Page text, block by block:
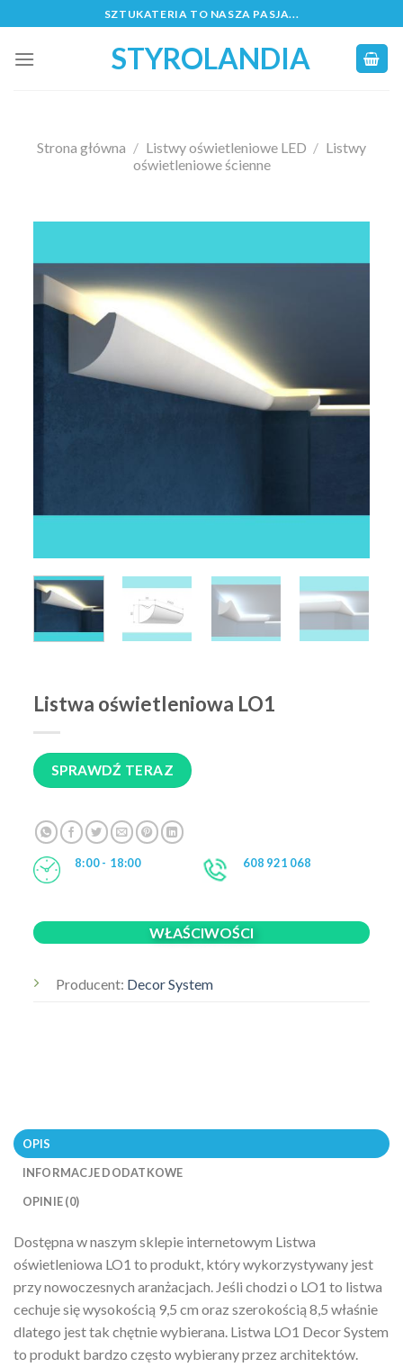
to
content
SZTUKATERIA TO NASZA PASJA...
STYROLANDIA
Strona główna / Listwy oświetleniowe LED / Listwy
oświetleniowe ścienne
Listwa oświetleniowa LO1
SPRAWDŹ TERAZ
8:00 - 18:00 608 921 068
WŁAŚCIWOŚCI
Producent: Decor System
OPIS
INFORMACJE DODATKOWE
OPINIE (0)
Dostępna w naszym sklepie internetowym Listwa
oświetleniowa LO1 to produkt, który wykorzystywany jest
przy nowoczesnych aranżacjach. Jeśli chodzi o LO1 to listwa
cechuje się wysokością 9,5 cm oraz szerokością 8,5 właśnie
dlatego jest tak chętnie wybierana. Listwa LO1 Decor System
to produkt bardzo często wybierany przez architektów.